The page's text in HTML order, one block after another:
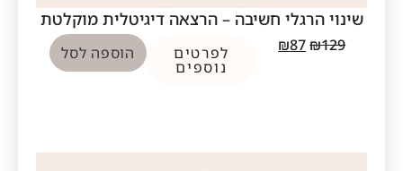
שינוי הרגלי חשיבה – הרצאה דיגיטלית מוקלטת
₪129
₪87 לפרטים
נוספים
הוספה לסל